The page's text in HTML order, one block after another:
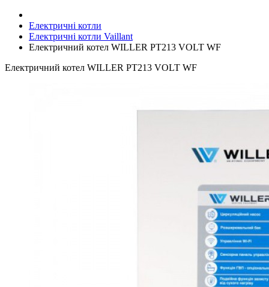
Електричні котли
Електричні котли Vaillant
Електричний котел WILLER PT213 VOLT WF
Електричний котел WILLER PT213 VOLT WF